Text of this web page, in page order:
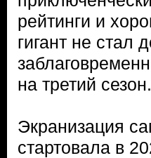
рейтинги и
гигант не стал
на третий сезон.
Экранизация
стартовала в